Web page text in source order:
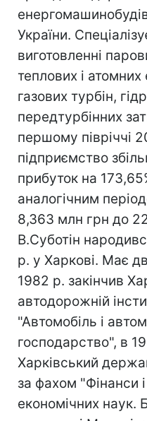
України.
виготовленні
теплових і атомних
газових турбін,
передтурбінних
першому півріччі
підприємство
прибуток на
аналогічним
8,363 млн грн до
В.Суботін
р. у Харкові. Має
1982 р. закінчив
автодорожній
"Автомобіль і
господарство", в
Харківський
за фахом "Фінанси
економічних наук.